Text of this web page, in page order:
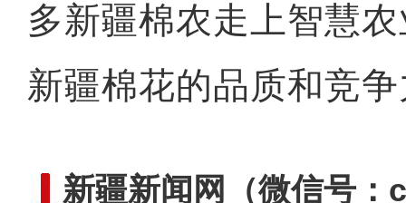
多新疆棉农走上智慧
新疆棉花的品质和竞
新疆新闻网 （微信号